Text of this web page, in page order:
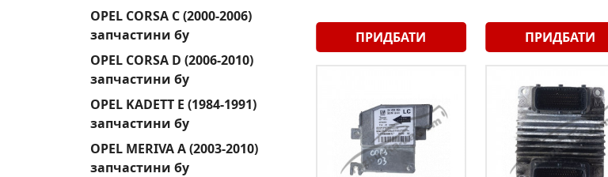
OPEL CORSA C (2000-2006)
запчастини бу
OPEL CORSA D (2006-2010)
запчастини бу
OPEL KADETT E (1984-1991)
запчастини бу
OPEL MERIVA A (2003-2010)
запчастини бу
ПРИДБАТИ ПРИДБАТИ